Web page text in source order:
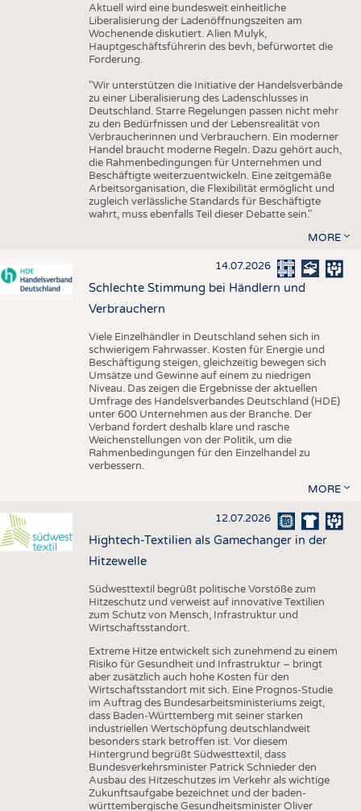
Aktuell wird eine bundesweit einheitliche
Liberalisierung der Ladenöffnungszeiten am
Wochenende diskutiert. Alien Mulyk,
Hauptgeschäftsführerin des bevh, befürwortet die
Forderung.
"Wir unterstützen die Initiative der Handelsverbände
zu einer Liberalisierung des Ladenschlusses in
Deutschland. Starre Regelungen passen nicht mehr
zu den Bedürfnissen und der Lebensrealität von
Verbraucherinnen und Verbrauchern. Ein moderner
Handel braucht moderne Regeln. Dazu gehört auch,
die Rahmenbedingungen für Unternehmen und
Beschäftigte weiterzuentwickeln. Eine zeitgemäße
Arbeitsorganisation, die Flexibilität ermöglicht und
zugleich verlässliche Standards für Beschäftigte
wahrt, muss ebenfalls Teil dieser Debatte sein."
MORE
14.07.2026
Schlechte Stimmung bei Händlern und
Verbrauchern
Viele Einzelhändler in Deutschland sehen sich in
schwierigem Fahrwasser. Kosten für Energie und
Beschäftigung steigen, gleichzeitig bewegen sich
Umsätze und Gewinne auf einem zu niedrigen
Niveau. Das zeigen die Ergebnisse der aktuellen
Umfrage des Handelsverbandes Deutschland (HDE)
unter 600 Unternehmen aus der Branche. Der
Verband fordert deshalb klare und rasche
Weichenstellungen von der Politik, um die
Rahmenbedingungen für den Einzelhandel zu
verbessern.
MORE
12.07.2026
Hightech-Textilien als Gamechanger in der
Hitzewelle
Südwesttextil begrüßt politische Vorstöße zum
Hitzeschutz und verweist auf innovative Textilien
zum Schutz von Mensch, Infrastruktur und
Wirtschaftsstandort.
Extreme Hitze entwickelt sich zunehmend zu einem
Risiko für Gesundheit und Infrastruktur – bringt
aber zusätzlich auch hohe Kosten für den
Wirtschaftsstandort mit sich. Eine Prognos-Studie
im Auftrag des Bundesarbeitsministeriums zeigt,
dass Baden-Württemberg mit seiner starken
industriellen Wertschöpfung deutschlandweit
besonders stark betroffen ist. Vor diesem
Hintergrund begrüßt Südwesttextil, dass
Bundesverkehrsminister Patrick Schnieder den
Ausbau des Hitzeschutzes im Verkehr als wichtige
Zukunftsaufgabe bezeichnet und der baden-
württembergische Gesundheitsminister Oliver